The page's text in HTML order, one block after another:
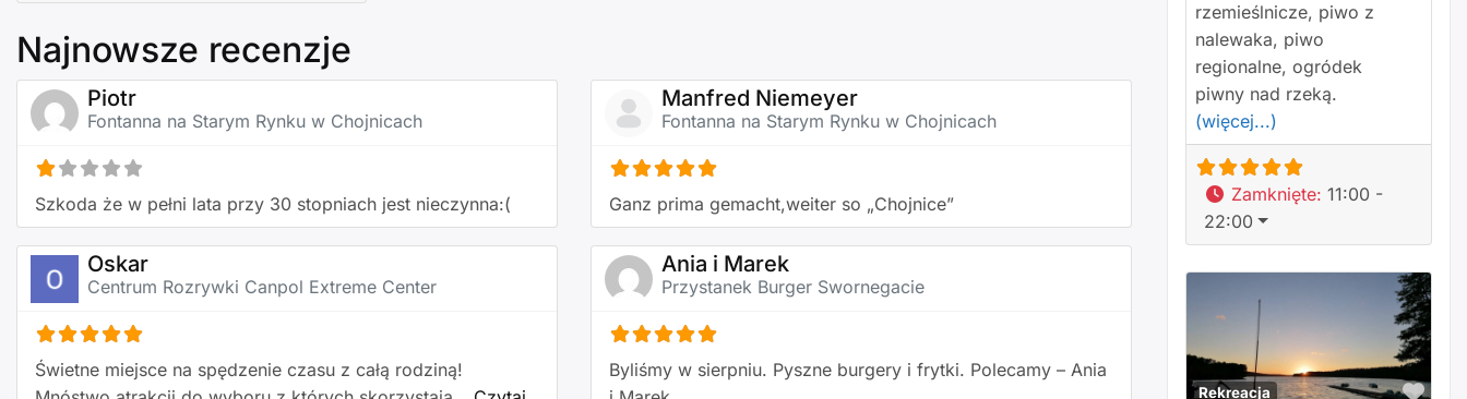
Najnowsze recenzje
Piotr
Fontanna na Starym Rynku w Chojnicach
Szkoda że w pełni lata przy 30 stopniach jest nieczynna:(
Manfred Niemeyer
Fontanna na Starym Rynku w Chojnicach
Ganz prima gemacht,weiter so „Chojnice”
Oskar
Centrum Rozrywki Canpol Extreme Center
Świetne miejsce na spędzenie czasu z całą rodziną!
Ania i Marek
Przystanek Burger Swornegacie
Byliśmy w sierpniu. Pyszne burgery i frytki. Polecamy – Ania
rzemieślnicze, piwo z
nalewaka, piwo
regionalne, ogródek
piwny nad rzeką.
(więcej...)
Zamknięte: 11:00 -
22:00
Rekreacja